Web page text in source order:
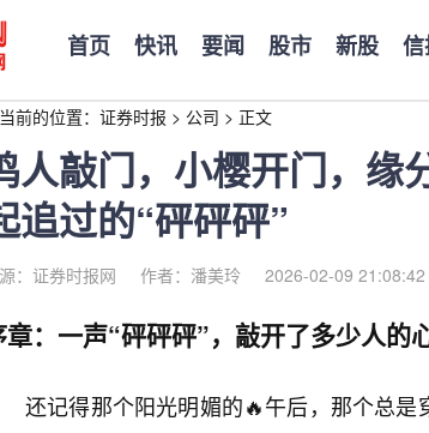
首页 快讯 要闻 股市 新股
前的位置： 证券时报 > 公司 > 正文
人敲门，小樱开门，缘
追过的“砰砰砰”
：证券时报网 作者：潘美玲 2026-02-09 21:08:42
章：一声“砰砰砰”，敲开了多少人的
还记得那个阳光明媚的🔥午后，那个总